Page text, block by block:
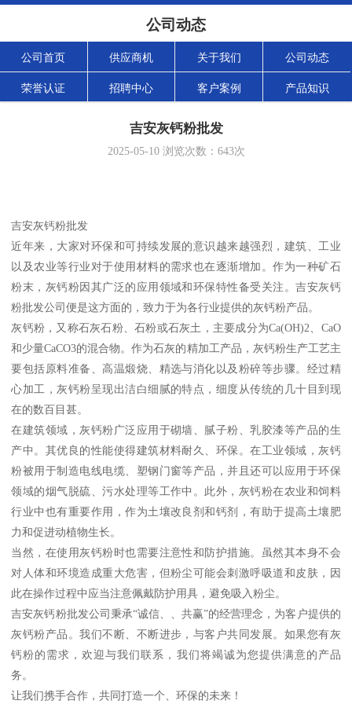
公司动态
公司首页 供应商机 关于我们 公司动态
荣誉认证 招聘中心 客户案例 产品知识
吉安灰钙粉批发
2025-05-10浏览次数： 643次
吉安灰钙粉批发
近年来，大家对环保和可持续发展的意识越来越强烈，建筑、工业
以及农业等行业对于使用材料的需求也在逐渐增加。作为一种矿石
粉末，灰钙粉因其广泛的应用领域和环保特性备受关注。吉安灰钙
粉批发公司便是这方面的，致力于为各行业提供的灰钙粉产品。
灰钙粉，又称石灰石粉、石粉或石灰土，主要成分为Ca(OH)2、CaO
和少量CaCO3的混合物。作为石灰的精加工产品，灰钙粉生产工艺主
要包括原料准备、高温煅烧、精选与消化以及粉碎等步骤。经过精
心加工，灰钙粉呈现出洁白细腻的特点，细度从传统的几十目到现
在的数百目甚。
在建筑领域，灰钙粉广泛应用于砌墙、腻子粉、乳胶漆等产品的生
产中。其优良的性能使得建筑材料耐久、环保。在工业领域，灰钙
粉被用于制造电线电缆、塑钢门窗等产品，并且还可以应用于环保
领域的烟气脱硫、污水处理等工作中。此外，灰钙粉在农业和饲料
行业中也有重要作用，作为土壤改良剂和钙剂，有助于提高土壤肥
力和促进动植物生长。
当然，在使用灰钙粉时也需要注意性和防护措施。虽然其本身不会
对人体和环境造成重大危害，但粉尘可能会刺激呼吸道和皮肤，因
此在操作过程中应当注意佩戴防护用具，避免吸入粉尘。
吉安灰钙粉批发公司秉承“诚信、、共赢”的经营理念，为客户提供的
灰钙粉产品。我们不断、不断进步，与客户共同发展。如果您有灰
钙粉的需求，欢迎与我们联系，我们将竭诚为您提供满意的产品
务。
让我们携手合作，共同打造一个、环保的未来！